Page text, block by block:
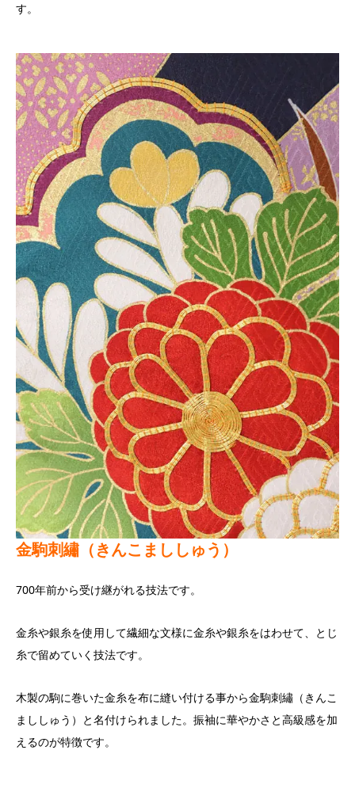
す。
金駒刺繡（きんこまししゅう）
700年前から受け継がれる技法です。
金糸や銀糸を使用して繊細な文様に金糸や銀糸をはわせて、とじ
糸で留めていく技法です。
木製の駒に巻いた金糸を布に縫い付ける事から金駒刺繡（きんこ
まししゅう）と名付けられました。振袖に華やかさと高級感を加
えるのが特徴です。